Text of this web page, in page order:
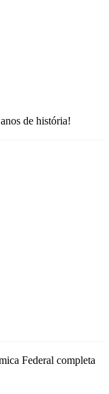
de história!
Federal completa